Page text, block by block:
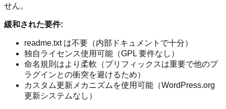
せん。
緩和された要件:
readme.txt は不要（内部ドキュメントで十分）
独自ライセンス使用可能（GPL 要件なし）
命名規則はより柔軟（プリフィックスは重要で他のプ
ラグインとの衝突を避けるため）
カスタム更新メカニズムを使用可能（WordPress.org
更新システムなし）